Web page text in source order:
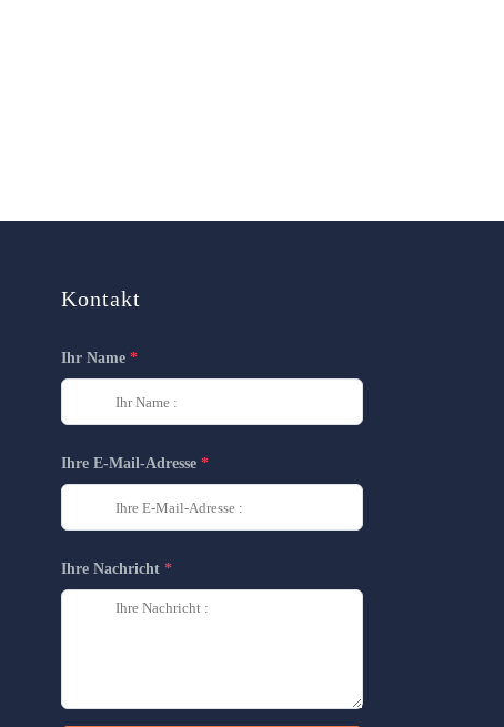
Kontakt
Ihr Name
Ihre E-Mail-Adresse
Ihre Nachricht